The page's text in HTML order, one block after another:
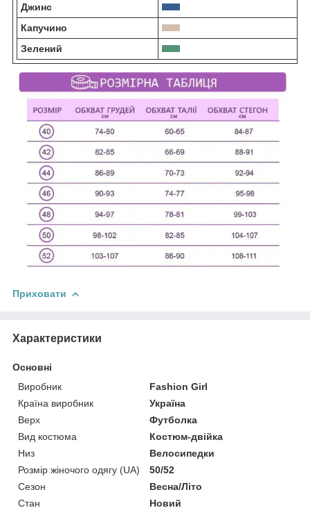
Джинс
Капучино
Зелений
Приховати
Характеристики
Основні
Виробник
Fashion Girl
Країна виробник
Україна
Верх
Футболка
Вид костюма
Костюм-двійка
Низ
Велосипедки
Розмір жіночого одягу (UA)
50/52
Сезон
Весна/Літо
Стан
Новий